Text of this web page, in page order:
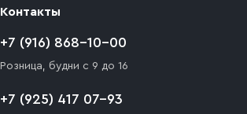
Контакты
+7 (916) 868-10-00
Розница, будни с 9 до 16
+7 (925) 417 07-93